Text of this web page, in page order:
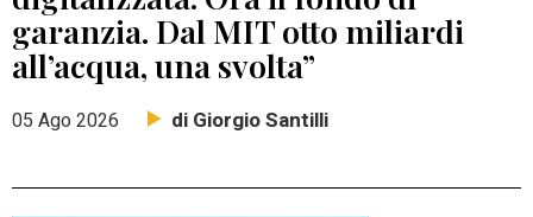
garanzia. Dal MIT otto miliardi
all’acqua, una svolta”
05 Ago 2026 di Giorgio Santilli